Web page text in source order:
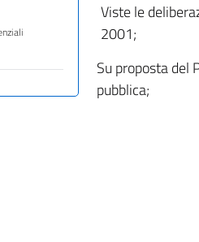
Viste le
2001;
Su proposta del
pubblica;